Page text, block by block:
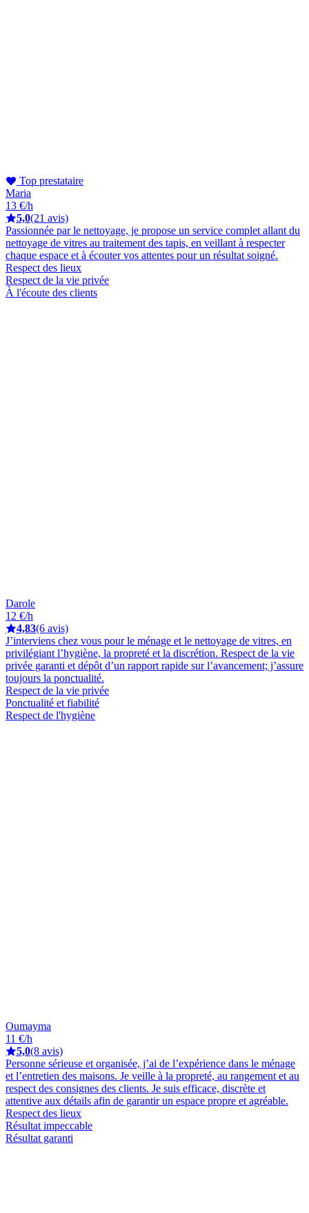
Top prestataire
Maria
13 €/h
5,0(21 avis)
Passionnée par le nettoyage, je propose un service complet allant du
nettoyage de vitres au traitement des tapis, en veillant à respecter
chaque espace et à écouter vos attentes pour un résultat soigné.
Respect des lieux
Respect de la vie privée
À l'écoute des clients
Darole
12 €/h
4,83(6 avis)
J’interviens chez vous pour le ménage et le nettoyage de vitres, en
privilégiant l’hygiène, la propreté et la discrétion. Respect de la vie
privée garanti et dépôt d’un rapport rapide sur l’avancement; j’assure
toujours la ponctualité.
Respect de la vie privée
Ponctualité et fiabilité
Respect de l'hygiène
Oumayma
11 €/h
5,0(8 avis)
Personne sérieuse et organisée, j’ai de l’expérience dans le ménage
et l’entretien des maisons. Je veille à la propreté, au rangement et au
respect des consignes des clients. Je suis efficace, discrète et
attentive aux détails afin de garantir un espace propre et agréable.
Respect des lieux
Résultat impeccable
Résultat garanti